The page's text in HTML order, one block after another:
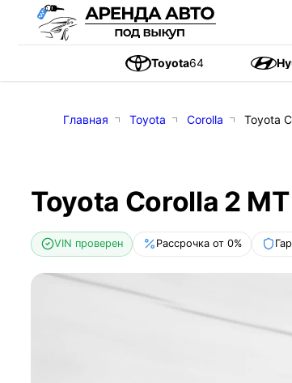
Toyota64
Главная Toyota Corolla Toyota
Toyota Corolla 2
VIN проверен Рассрочка от 0%